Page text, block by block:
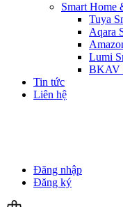
Smart Home
Tuya
Aqara
Lumi
BKAV
Tin tức
Liên hệ
Đăng nhập
Đăng ký